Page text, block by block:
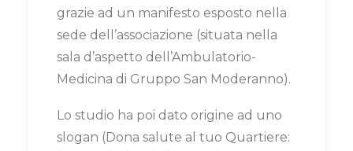
grazie ad un manifesto esposto nella
sede dell’associazione (situata nella
sala d’aspetto dell’Ambulatorio-
Medicina di Gruppo San Moderanno).
Lo studio ha poi dato origine ad uno
slogan (Dona salute al tuo Quartiere: